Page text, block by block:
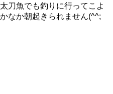
刀魚でも釣りに行ってこよ
なか朝起きられません(^^;